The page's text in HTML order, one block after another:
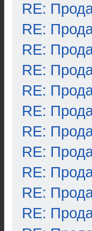
RE:
RE:
RE:
RE:
RE:
RE:
RE:
RE:
RE:
RE:
RE: